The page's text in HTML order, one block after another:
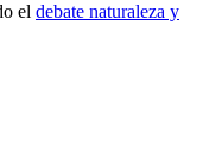
el debate naturaleza y